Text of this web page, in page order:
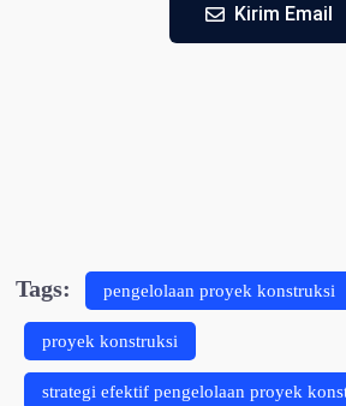
Kirim Email
Tags: pengelolaan proyek konstruksi
proyek konstruksi
strategi efektif pengelolaan proyek